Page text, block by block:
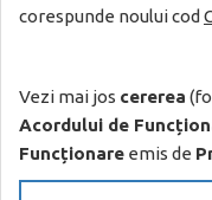
corespunde noului cod
Vezi mai jos cererea
Acordului de
Funcționare emis de